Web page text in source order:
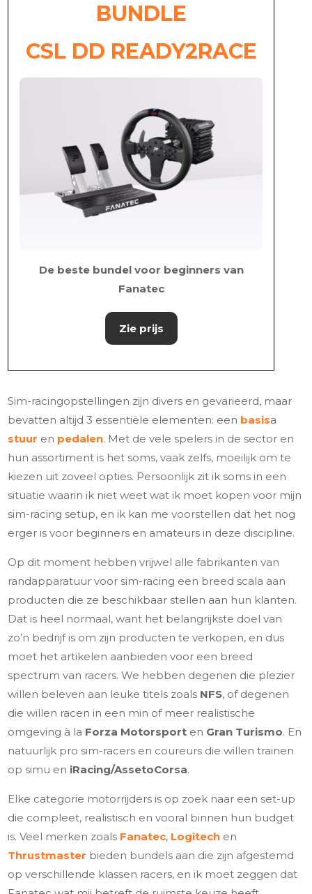
BUNDLE
CSL DD READY2RACE
De beste bundel voor beginners van
Fanatec
Zie prijs
Sim-racingopstellingen zijn divers en gevarieerd, maar
bevatten altijd 3 essentiële elementen: een basisa
stuur en pedalen. Met de vele spelers in de sector en
hun assortiment is het soms, vaak zelfs, moeilijk om te
kiezen uit zoveel opties. Persoonlijk zit ik soms in een
situatie waarin ik niet weet wat ik moet kopen voor mijn
sim-racing setup, en ik kan me voorstellen dat het nog
erger is voor beginners en amateurs in deze discipline.
Op dit moment hebben vrijwel alle fabrikanten van
randapparatuur voor sim-racing een breed scala aan
producten die ze beschikbaar stellen aan hun klanten.
Dat is heel normaal, want het belangrijkste doel van
zo’n bedrijf is om zijn producten te verkopen, en dus
moet het artikelen aanbieden voor een breed
spectrum van racers. We hebben degenen die plezier
willen beleven aan leuke titels zoals NFS, of degenen
die willen racen in een min of meer realistische
omgeving à la Forza Motorsport en Gran Turismo. En
natuurlijk pro sim-racers en coureurs die willen trainen
op simu en iRacing/AssetoCorsa.
Elke categorie motorrijders is op zoek naar een set-up
die compleet, realistisch en vooral binnen hun budget
is. Veel merken zoals Fanatec, Logitech en
Thrustmaster bieden bundels aan die zijn afgestemd
op verschillende klassen racers, en ik moet zeggen dat